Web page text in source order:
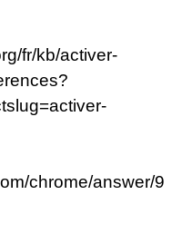
fr/kb/activer-
chrome/answer/9